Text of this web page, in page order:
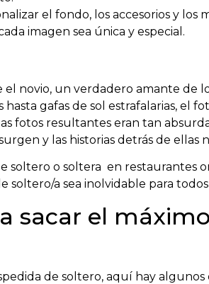
el fondo, los accesorios y los
imagen sea única y especial.
novio, un verdadero amante de
gafas de sol estrafalarias, el
fotos resultantes eran tan
y las historias detrás de ellas
soltero o soltera en restaurantes
a sea inolvidable para todos
sacar el
de soltero, aquí hay